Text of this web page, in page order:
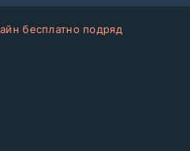
бесплатно подряд